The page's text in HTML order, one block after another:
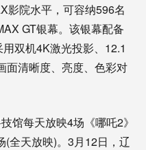
影院水平，可容纳596名
GT银幕。该银幕配备
双机4K激光投影、12.1
面清晰度、亮度、色彩对
每天放映4场《哪吒2》
全天放映)。3月12日，辽